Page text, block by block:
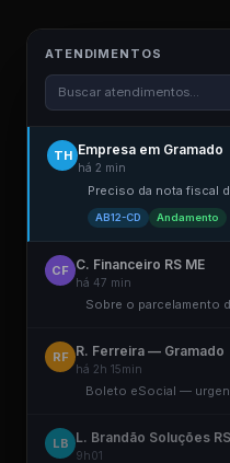
ATENDIMENTOS
Buscar atendimentos...
TH Empresa em Gramado
há 2 min
Preciso da nota fiscal
AB12-CD Andamento
CF C. Financeiro RS ME
há 47 min
Sobre o parcelamento
RF R. Ferreira — Gramado
há 2h 15min
Boleto eSocial —
LB L. Brandão Soluções RS
9h01